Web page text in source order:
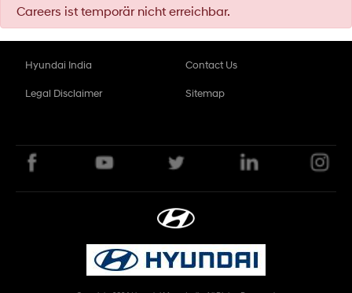
Careers ist temporär nicht erreichbar.
Hyundai India Contact Us
Legal Disclaimer Sitemap